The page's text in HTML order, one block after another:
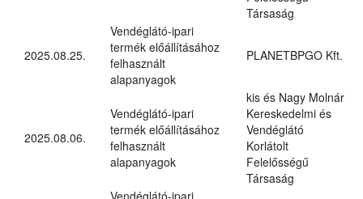
Társaság
2025.08.25.
Vendéglátó-ipari
termék előállításához
felhasznált
alapanyagok
PLANETBPGO Kft.
2025.08.06.
Vendéglátó-ipari
termék előállításához
felhasznált
alapanyagok
kis és Nagy Molnár
Kereskedelmi és
Vendéglátó
Korlátolt
Felelősségű
Társaság
Vendéglátó-ipari